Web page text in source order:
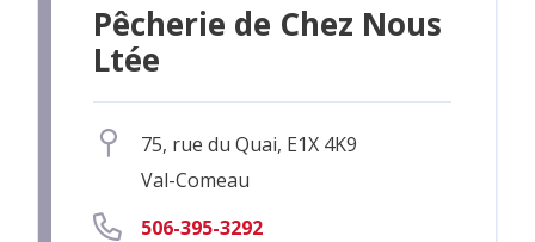
Pêcherie de Chez Nous
Ltée
75, rue du Quai, E1X 4K9
Val-Comeau
506-395-3292